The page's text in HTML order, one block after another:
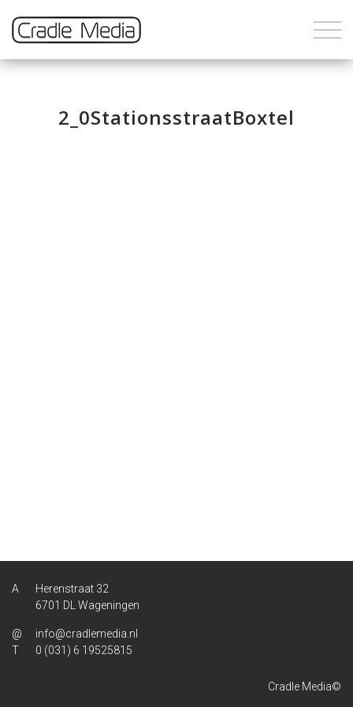
2_0StationsstraatBoxtel
Herenstraat 32
6701 DL Wageningen
info@cradlemedia.nl
0 (031) 6 19525815
Cradle Media©